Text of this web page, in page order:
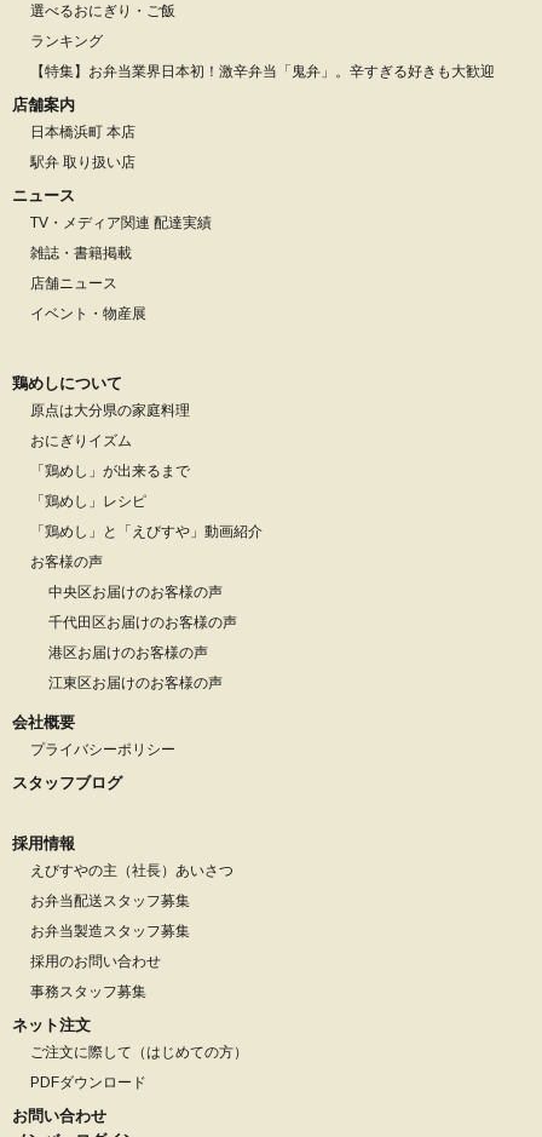
選べるおにぎり・ご飯
ランキング
【特集】お弁当業界日本初！激辛弁当「鬼弁」。辛すぎる好きも大歓迎
店舗案内
日本橋浜町 本店
駅弁 取り扱い店
ニュース
TV・メディア関連 配達実績
雑誌・書籍掲載
店舗ニュース
イベント・物産展
鶏めしについて
原点は大分県の家庭料理
おにぎりイズム
「鶏めし」が出来るまで
「鶏めし」レシピ
「鶏めし」と「えびすや」動画紹介
お客様の声
中央区お届けのお客様の声
千代田区お届けのお客様の声
港区お届けのお客様の声
江東区お届けのお客様の声
会社概要
プライバシーポリシー
スタッフブログ
採用情報
えびすやの主（社長）あいさつ
お弁当配送スタッフ募集
お弁当製造スタッフ募集
採用のお問い合わせ
事務スタッフ募集
ネット注文
ご注文に際して（はじめての方）
PDFダウンロード
お問い合わせ